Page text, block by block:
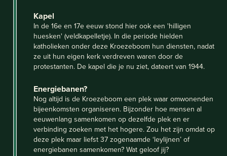
Kapel
In de 16e en 17e eeuw stond hier ook een 'hilligen
huesken' (veldkapelletje). In die periode hielden
katholieken onder deze Kroezeboom hun diensten, nadat
ze uit hun eigen kerk verdreven waren door de
protestanten. De kapel die je nu ziet, dateert van 1944.
Energiebanen?
Nog altijd is de Kroezeboom een plek waar omwonenden
bijeenkomsten organiseren. Bijzonder hoe mensen al
eeuwenlang samenkomen op dezelfde plek en er
verbinding zoeken met het hogere. Zou het zijn omdat op
deze plek maar liefst 37 zogenaamde ‘leylijnen’ of
energiebanen samenkomen? Wat geloof jij?